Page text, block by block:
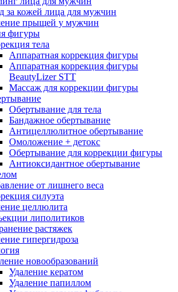
за кожей лица для мужчин
прыщей у мужчин
фигуры
тела
Аппаратная коррекция фигуры
Аппаратная коррекция фигуры
BeautyLizer STT
Массаж для коррекции фигуры
Обертывание для тела
Бандажное обертывание
Антицеллюлитное обертывание
Омоложение + детокс
Обертывание для коррекции фигуры
Антиоксидантное обертывание
от лишнего веса
силуэта
целлюлита
липолитиков
растяжек
гипергидроза
новообразований
Удаление кератом
Удаление папиллом